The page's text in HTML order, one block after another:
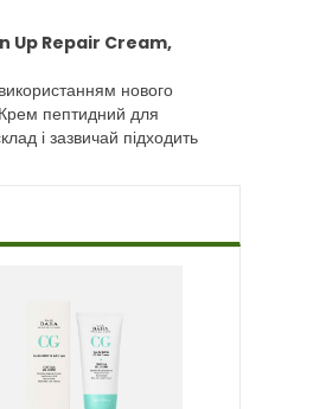
Up Repair Cream,
нового
пептидний для
і зазвичай підходить